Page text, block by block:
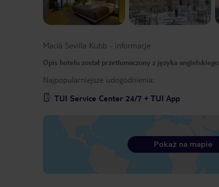
Macià Sevilla Kubb - informacje
Opis hotelu został przetłumaczony z języka
Najpopularniejsze udogodnienia:
TUI Service Center 24/7 + TUI App
Pokaż na mapie